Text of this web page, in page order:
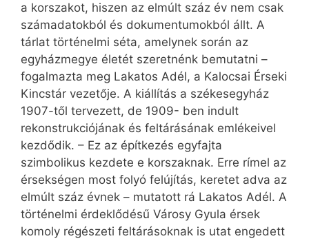
a korszakot, hiszen az elmúlt száz év nem csak
számadatokból és dokumentumokból állt. A
tárlat történelmi séta, amelynek során az
egyházmegye életét szeretnénk bemutatni –
fogalmazta meg Lakatos Adél, a Kalocsai Érseki
Kincstár vezetője. A kiállítás a székesegyház
1907-től tervezett, de 1909- ben indult
rekonstrukciójának és feltárásának emlékeivel
kezdődik. – Ez az építkezés egyfajta
szimbolikus kezdete e korszaknak. Erre rímel az
érsekségen most folyó felújítás, keretet adva az
elmúlt száz évnek – mutatott rá Lakatos Adél. A
történelmi érdeklődésű Városy Gyula érsek
komoly régészeti feltárásoknak is utat engedett